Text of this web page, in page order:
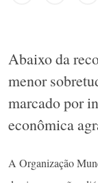
Abaixo da
menor
marcado por
econômica
A Organização